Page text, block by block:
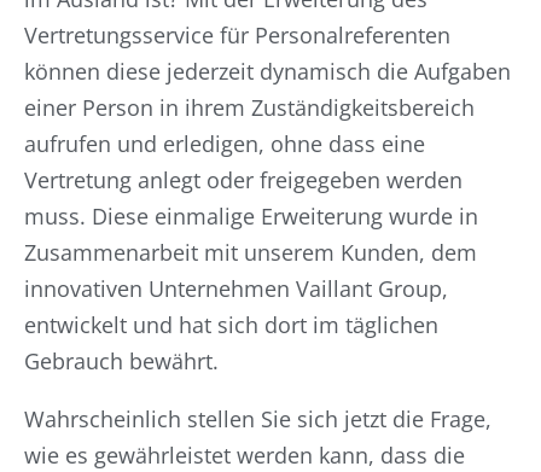
Vertretungsservice für Personalreferenten
können diese jederzeit dynamisch die Aufgaben
einer Person in ihrem Zuständigkeitsbereich
aufrufen und erledigen, ohne dass eine
Vertretung anlegt oder freigegeben werden
muss. Diese einmalige Erweiterung wurde in
Zusammenarbeit mit unserem Kunden, dem
innovativen Unternehmen Vaillant Group,
entwickelt und hat sich dort im täglichen
Gebrauch bewährt.
Wahrscheinlich stellen Sie sich jetzt die Frage,
wie es gewährleistet werden kann, dass die